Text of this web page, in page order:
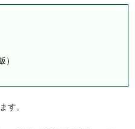
）
す。